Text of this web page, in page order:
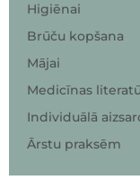
Higiēnai
Brūču kopšana
Mājai
Medicīnas
Individuālā
Ārstu praksēm